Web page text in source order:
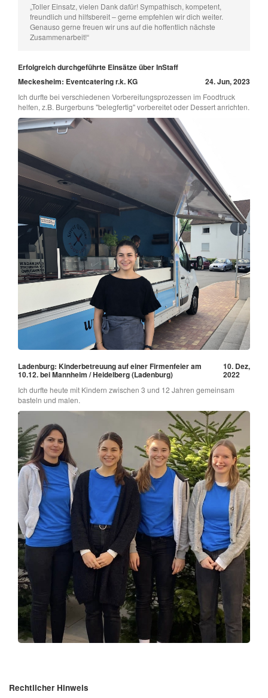
„Toller Einsatz, vielen Dank dafür! Sympathisch, kompetent,
freundlich und hilfsbereit – gerne empfehlen wir dich weiter.
Genauso gerne freuen wir uns auf die hoffentlich nächste
Zusammenarbeit!“
Erfolgreich durchgeführte Einsätze über InStaff
Meckesheim: Eventcatering r.k. KG
24. Jun, 2023
Ich durfte bei verschiedenen Vorbereitungsprozessen im Foodtruck
helfen, z.B. Burgerbuns "belegfertig" vorbereitet oder Dessert anrichten.
Ladenburg: Kinderbetreuung auf einer Firmenfeier am
10.12. bei Mannheim / Heidelberg (Ladenburg)
10. Dez,
2022
Ich durfte heute mit Kindern zwischen 3 und 12 Jahren gemeinsam
basteln und malen.
Rechtlicher Hinweis